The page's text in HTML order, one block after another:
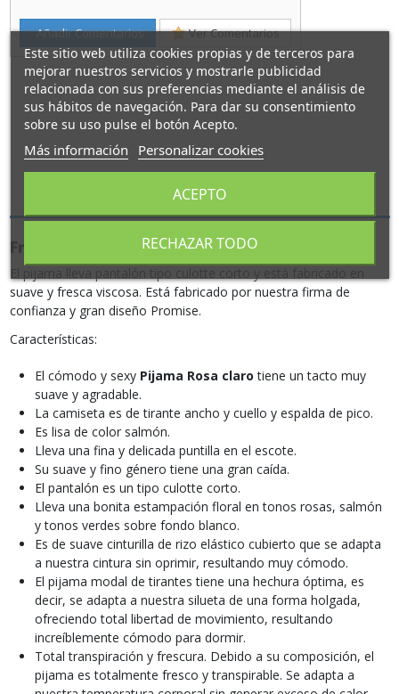
Añadir Comentarios Ver Comentarios
Fresco y suave Pijama Rosa claro para mujer
suave y fresca viscosa. Está fabricado por nuestra firma de
confianza y gran diseño Promise.
Características:
El cómodo y sexy Pijama Rosa clarotiene un tacto muy
suave y agradable.
La camiseta es de tirante ancho y cuello y espalda de pico.
Es lisa de color salmón.
Lleva una fina y delicada puntilla en el escote.
Su suave y fino género tiene una gran caída.
El pantalón es un tipo culotte corto.
Lleva una bonita estampación floral en tonos rosas, salmón
y tonos verdes sobre fondo blanco.
Es de suave cinturilla de rizo elástico cubierto que se adapta
a nuestra cintura sin oprimir, resultando muy cómodo.
El pijama modal de tirantes tiene una hechura óptima, es
decir, se adapta a nuestra silueta de una forma holgada,
ofreciendo total libertad de movimiento, resultando
increíblemente cómodo para dormir.
Total transpiración y frescura. Debido a su composición, el
pijama es totalmente fresco y transpirable. Se adapta a
Este sitio web utiliza cookies propias y de terceros para
mejorar nuestros servicios y mostrarle publicidad
relacionada con sus preferencias mediante el análisis de
sus hábitos de navegación. Para dar su consentimiento
sobre su uso pulse el botón Acepto.
Más información Personalizar cookies
RECHAZAR TODO
ACEPTO